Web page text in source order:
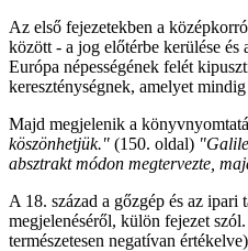
Az első fejezetekben a
között - a jog előtérbe kerülése és
Európa népességének felét
kereszténységnek, amelyet
Majd megjelenik a
köszönhetjük." (150. oldal)
absztrakt módon megtervezte,
A 18. század a gőzgép és az
megjelenéséről, külön fejezet
természetesen negatívan